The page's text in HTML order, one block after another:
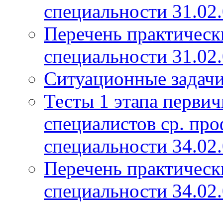
специальности
Перечень
специальности
Ситуационные
Тесты 1 этапа
специалистов ср.
специальности
Перечень
специальности